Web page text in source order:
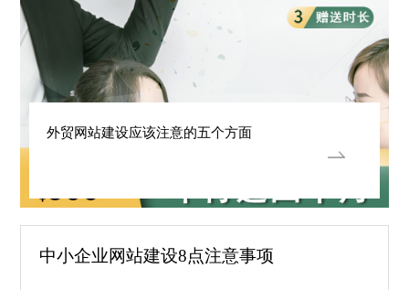
外贸网站建设应该注意的五个方面
中小企业网站建设8点注意事项